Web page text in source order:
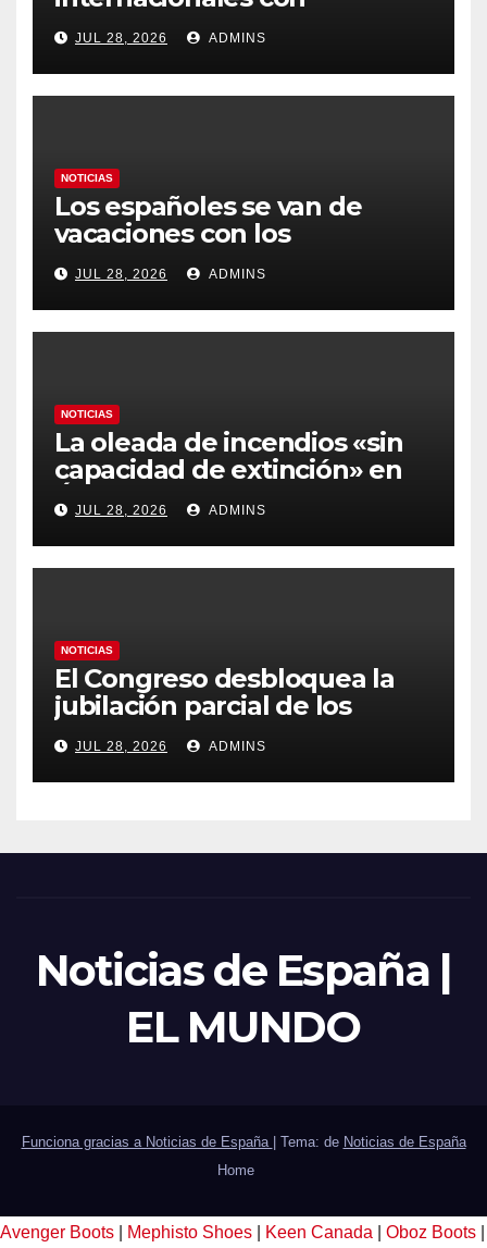
Latinoamérica como socio
prioritario en su agenda de
gobierno
JUL 28, 2026 ADMINS
NOTICIAS
Los españoles se van de
vacaciones con los
carburantes hasta un 21%
más caros que el año pasado
y los hoteles disparados
JUL 28, 2026 ADMINS
NOTICIAS
La oleada de incendios «sin
capacidad de extinción» en
Ávila y al oeste de Madrid
obliga a declarar la
emergencia nacional
JUL 28, 2026 ADMINS
NOTICIAS
El Congreso desbloquea la
jubilación parcial de los
trabajadores laborales del
sector público
JUL 28, 2026 ADMINS
Noticias de España |
EL MUNDO
Funciona gracias a Noticias de España Tema: de Noticias de España
Home
Avenger Boots Mephisto Shoes Keen Canada Oboz Boots